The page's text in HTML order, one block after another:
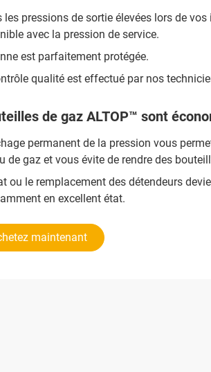
les pressions de sortie élevées lors de
avec la pression de service.
est parfaitement protégée.
qualité est effectué par nos
de gaz ALTOP™ sont
permanent de la pression vous
de gaz et vous évite de rendre des
ou le remplacement des détendeurs
en excellent état.
maintenant